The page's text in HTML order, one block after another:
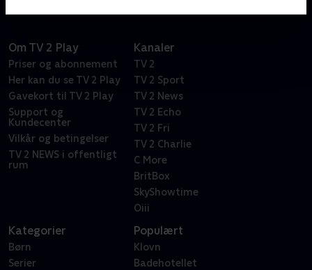
Om TV 2 Play
Priser og abonnement
Her kan du se TV 2 Play
Gavekort til TV 2 Play
Support og
Kundecenter
Vilkår og betingelser
TV 2 NEWS i offentligt
rum
Kanaler
TV 2
TV 2 Sport
TV 2 News
TV 2 Echo
TV 2 Fri
TV 2 Charlie
C More
BritBox
SkyShowtime
Oiii
Kategorier
Børn
Serier
Populært
Klovn
Badehotellet